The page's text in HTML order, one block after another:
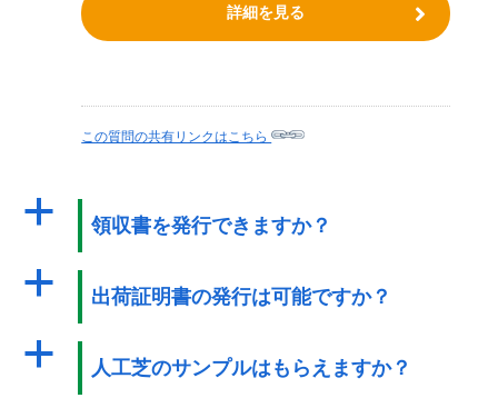
詳細を見る
この質問の共有リンクはこちら
a 領収書を発行できますか？
a 出荷証明書の発行は可能ですか？
a 人工芝のサンプルはもらえますか？